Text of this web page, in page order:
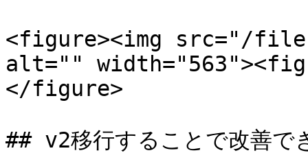
<figure><img src="/files/
alt=""
</figure>
## v2移行することで改善で